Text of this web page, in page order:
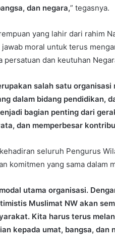
dan negara,” tegasnya.
yang lahir dari rahim
moral untuk terus
persatuan dan keutuhan
salah satu
dalam bidang pendidikan,
bagian penting dari
dan memperbesar
seluruh Pengurus
komitmen yang sama dalam
utama organisasi.
Muslimat NW akan
Kita harus terus
kepada umat, bangsa, dan